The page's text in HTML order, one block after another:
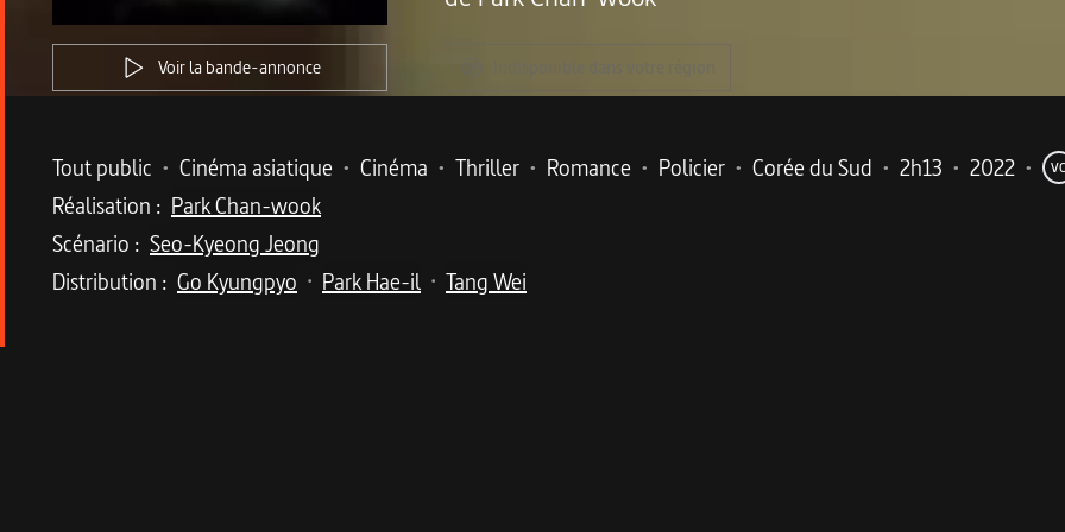
Voir la bande-annonce
Metadata du programme
Tout public • Cinéma asiatique • Cinéma • Thriller • Romance • Policier • Corée du Sud • 2h13 • 2022 •
Réalisation : Park Chan-wook
Scénario : Seo-Kyeong Jeong
Distribution : Go Kyungpyo • Park Hae-il • Tang Wei